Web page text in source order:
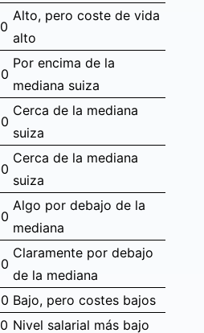
Alto, pero coste de vida
alto
Por encima de la
mediana suiza
Cerca de la mediana
suiza
Cerca de la mediana
suiza
Algo por debajo de la
mediana
Claramente por debajo
de la mediana
Bajo, pero costes bajos
Nivel salarial más bajo